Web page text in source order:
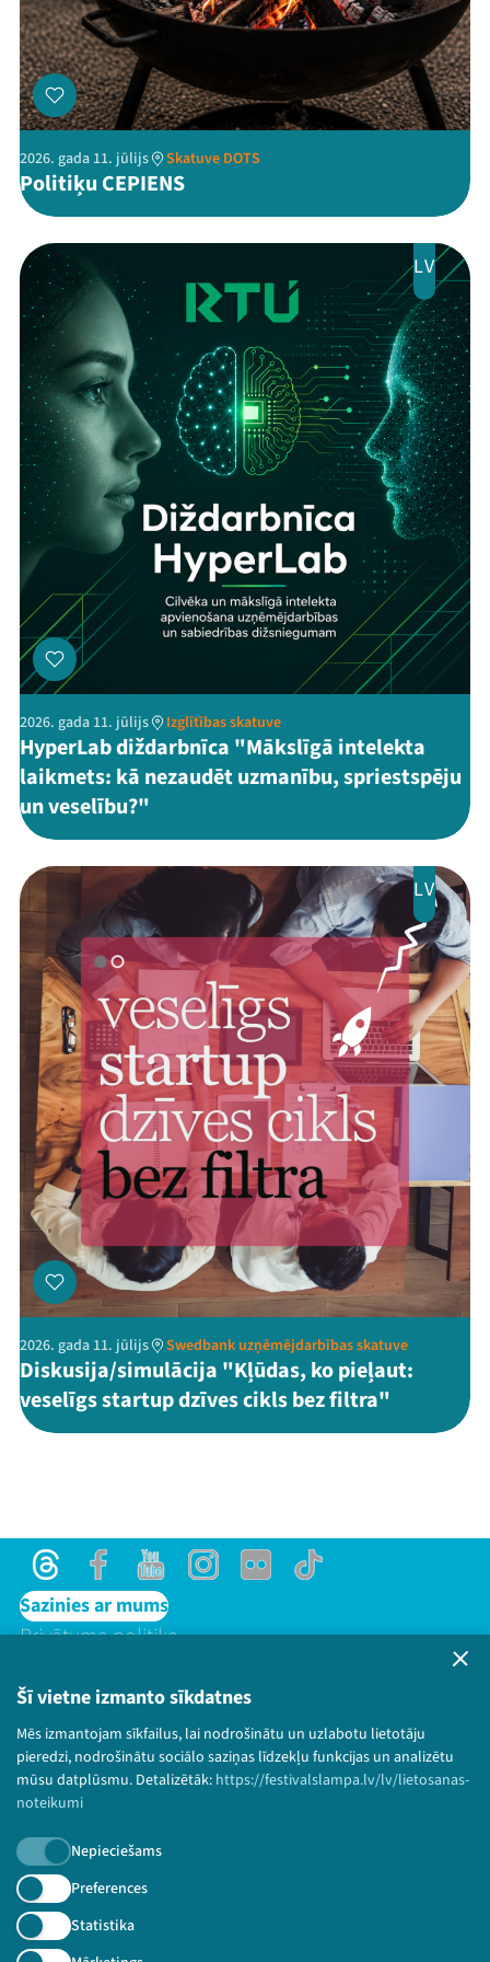
Šī vietne izmanto sīkdatnes
Mēs izmantojam sīkfailus, lai nodrošinātu un uzlabotu lietotāju
pieredzi, nodrošinātu sociālo saziņas līdzekļu funkcijas un analizētu
mūsu datplūsmu. Detalizētāk: https://festivalslampa.lv/lv/lietosanas-
noteikumi
Nepieciešams
Preferences
Statistika
ThreadsFacebookYoutube
X Instagram
Flick TikTok
2026. gada 11. jūlijs Skatuve DOTS
Politiķu CEPIENS
LV
2026. gada 11. jūlijs Izglītības skatuve
HyperLab diždarbnīca "Mākslīgā intelekta
laikmets: kā nezaudēt uzmanību, spriestspēju
un veselību?"
LV
2026. gada 11. jūlijs Swedbank uzņēmējdarbības skatuve
Diskusija/simulācija "Kļūdas, ko pieļaut:
veselīgs startup dzīves cikls bez filtra"
ThreadsFacebookYoutubeInstagram
Flick TikTok
Sazinies ar mums
Privātuma politika
Bērnu aizsardzības politika
© 2026 Sarunu festivāls LAMPA Visas tiesības
paturētas.
Piesakies jaunumiem!
Nepalaid garām aktuālāko informāciju!